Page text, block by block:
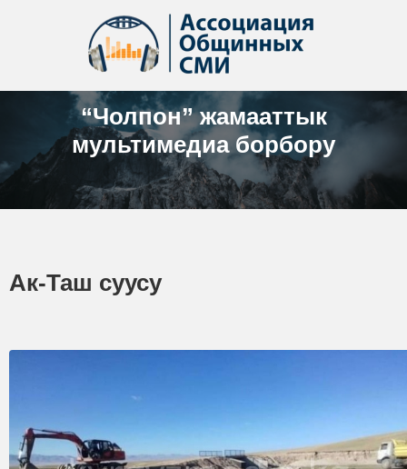
“Чолпон” жамааттык
мультимедиа борбору
Ак-Таш суусу